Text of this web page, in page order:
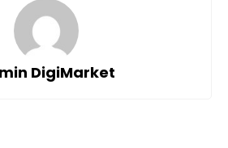
DigiMarket